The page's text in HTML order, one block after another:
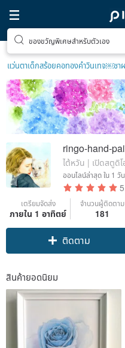
ของขวัญพิเศษสำหรับตัวเอง
แว่นตาเด็กสร้อยคอทองคำวินเทจ￼ชา
ringo-hand-
ไต้หวัน | เปิดสตูดิ
ออนไลน์ล่าสุดใน 1 วั
เตรียมจัดส่ง
ภายใน 1 อาทิตย์
จำนวนผู้ติดตาม
181
ติดตาม
สินค้ายอดนิยม